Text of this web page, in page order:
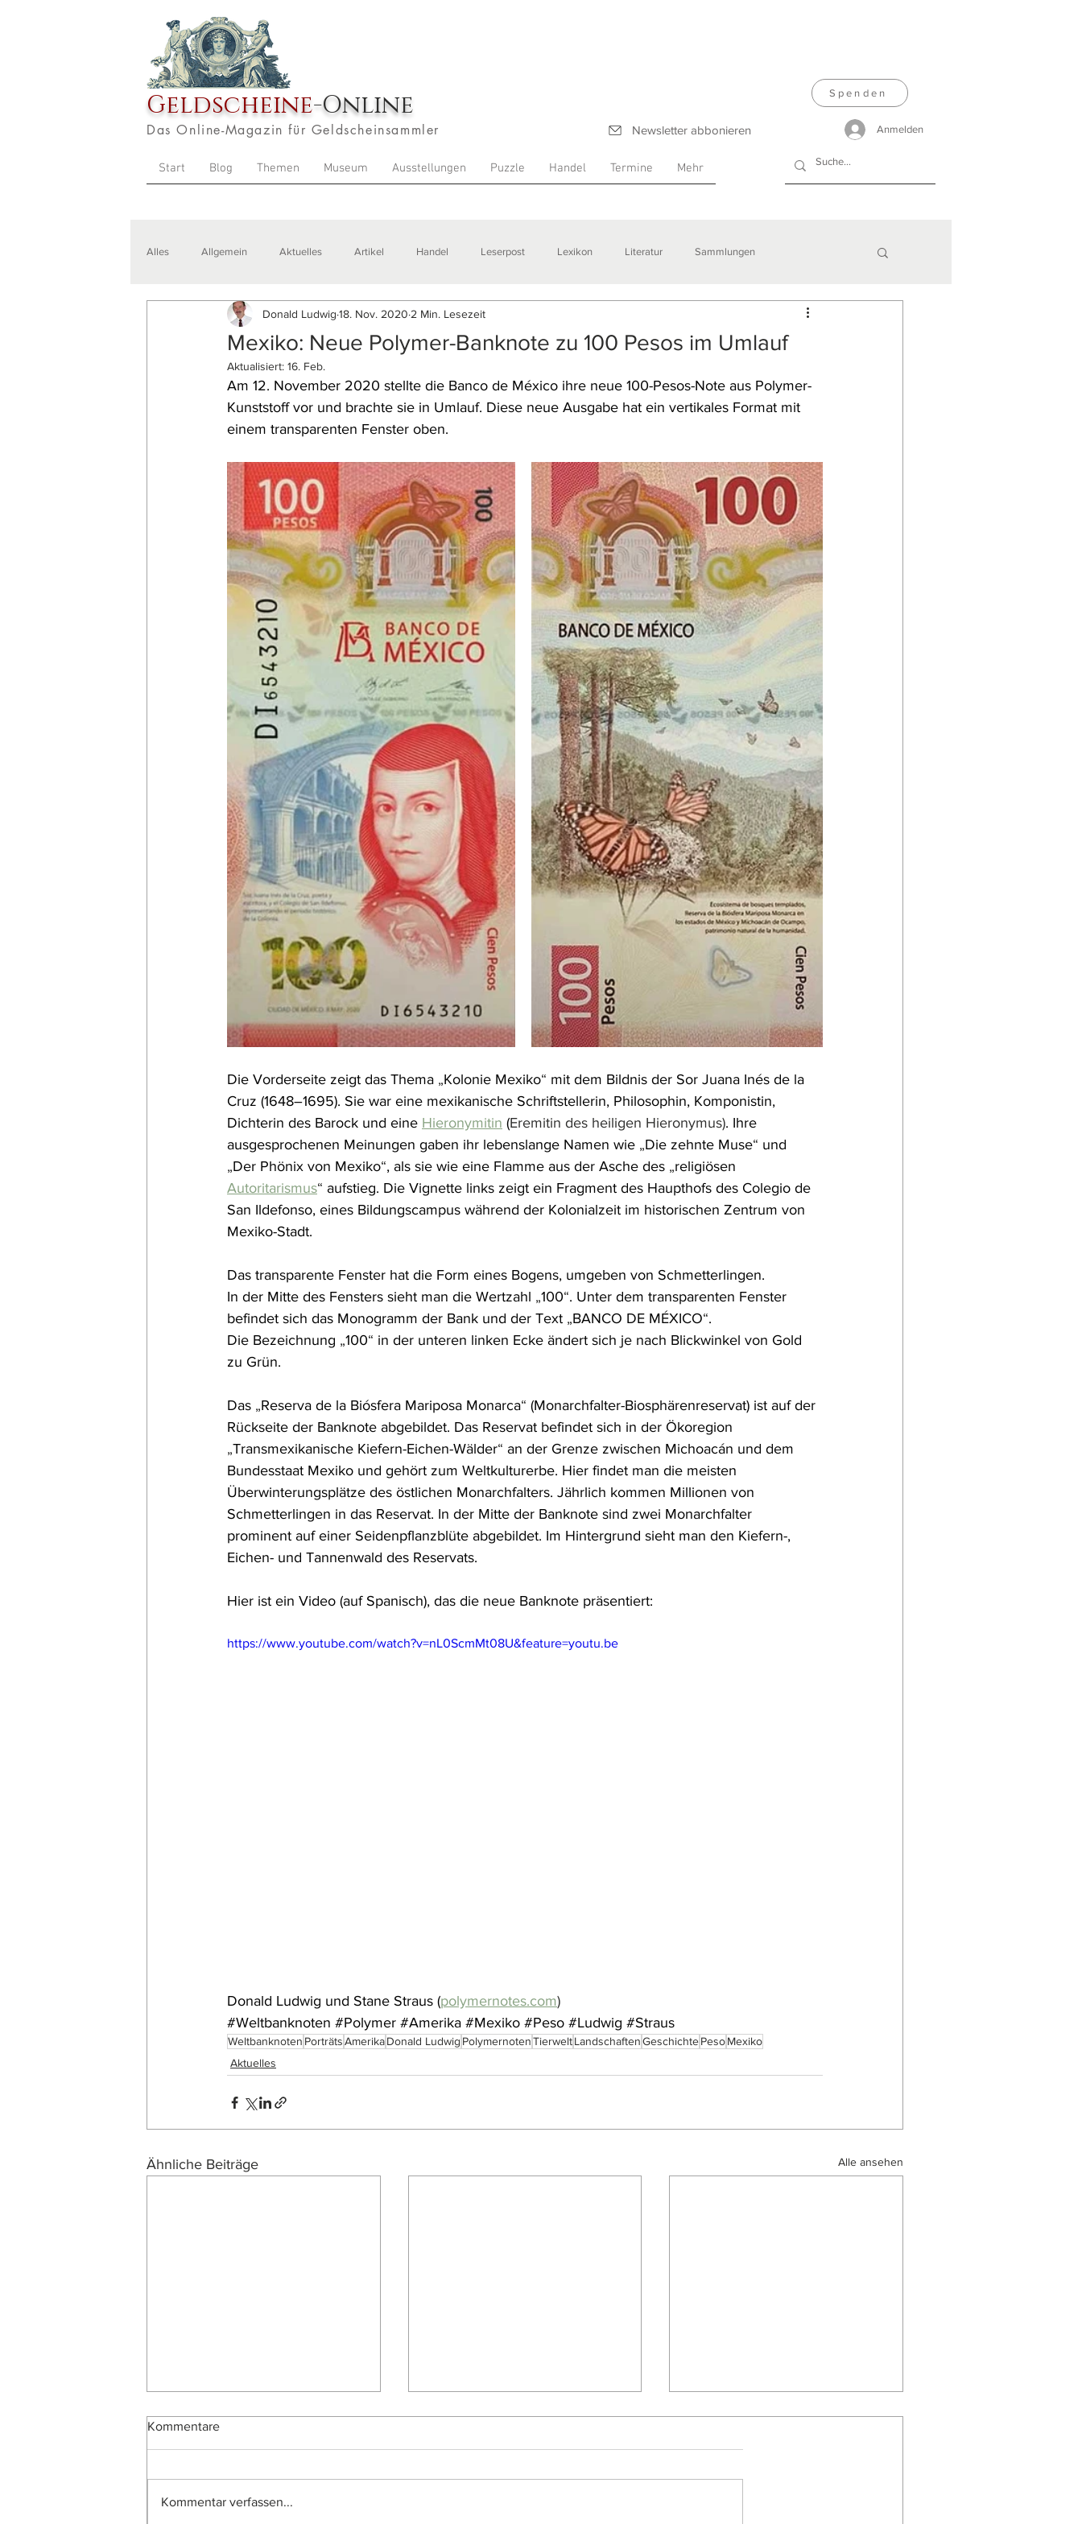
Geldscheine-Online
Das Online-Magazin für Geldscheinsammler Newsletter abbonieren
Start Blog Themen Museum Ausstellungen Puzzle Handel Termine Mehr
Spenden
Anmelden
Alles Allgemein Aktuelles Artikel Handel Leserpost Lexikon Literatur Sammlungen
Veranstaltungen Zitate Ausstellungen
Mexiko: Neue Polymer-Banknote zu 100 Pesos im Umlauf
Donald Ludwig 18. Nov. 2020 2 Min. Lesezeit
Aktualisiert: 16. Feb.
Am 12. November 2020 stellte die Banco de México ihre neue 100-Pesos-Note aus Polymer-
Kunststoff vor und brachte sie in Umlauf. Diese neue Ausgabe hat ein vertikales Format mit
einem transparenten Fenster oben.
Die Vorderseite zeigt das Thema „Kolonie Mexiko“ mit dem Bildnis der Sor Juana Inés de la
Cruz (1648–1695). Sie war eine mexikanische Schriftstellerin, Philosophin, Komponistin,
Dichterin des Barock und eine Hieronymitin (Eremitin des heiligen Hieronymus). Ihre
ausgesprochenen Meinungen gaben ihr lebenslange Namen wie „Die zehnte Muse“ und
„Der Phönix von Mexiko“, als sie wie eine Flamme aus der Asche des „religiösen
Autoritarismus“ aufstieg. Die Vignette links zeigt ein Fragment des Haupthofs des Colegio de
San Ildefonso, eines Bildungscampus während der Kolonialzeit im historischen Zentrum von
Mexiko-Stadt.
Das transparente Fenster hat die Form eines Bogens, umgeben von Schmetterlingen.
In der Mitte des Fensters sieht man die Wertzahl „100“. Unter dem transparenten Fenster
befindet sich das Monogramm der Bank und der Text „BANCO DE MÉXICO“.
Die Bezeichnung „100“ in der unteren linken Ecke ändert sich je nach Blickwinkel von Gold
zu Grün.
Das „Reserva de la Biósfera Mariposa Monarca“ (Monarchfalter-Biosphärenreservat) ist auf der
Rückseite der Banknote abgebildet. Das Reservat befindet sich in der Ökoregion
„Transmexikanische Kiefern-Eichen-Wälder“ an der Grenze zwischen Michoacán und dem
Bundesstaat Mexiko und gehört zum Weltkulturerbe. Hier findet man die meisten
Überwinterungsplätze des östlichen Monarchfalters. Jährlich kommen Millionen von
Schmetterlingen in das Reservat. In der Mitte der Banknote sind zwei Monarchfalter
prominent auf einer Seidenpflanzblüte abgebildet. Im Hintergrund sieht man den Kiefern-,
Eichen- und Tannenwald des Reservats.
Hier ist ein Video (auf Spanisch), das die neue Banknote präsentiert:
https://www.youtube.com/watch?v=nL0ScmMt08U&feature=youtu.be
Donald Ludwig und Stane Straus (polymernotes.com)
#Weltbanknoten #Polymer #Amerika #Mexiko #Peso #Ludwig #Straus
Weltbanknoten PorträtsAmerikaDonald Ludwig PolymernotenTierweltLandschaftenGeschichtePesoMexiko
Aktuelles
Ähnliche Beiträge Alle ansehen
Kommentare
Kommentar verfassen...